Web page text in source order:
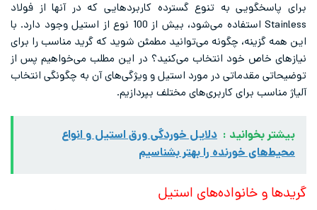
برای پاسخگویی به تنوع گسترده کاربردهایی که در آنها از فولاد
Stainless استفاده می‌شود، بیش از 100 نوع از استیل وجود دارد. با
این همه گزینه، چگونه می‌توانید مطمئن شوید که گرید مناسب را برای
نیازهای خاص خود انتخاب می‌کنید؟ در این مطلب می‌خواهیم پس از
توضیحاتی مقدماتی در مورد استیل و ویژگی‌های آن به چگونگی انتخاب
آلیاژ مناسب برای کاربری‌های مختلف بپردازیم.
بیشتر بخوانید : دلایل خوردگی ورق استیل و انواع
محیط‌های خورنده را بهتر بشناسیم
گریدها و خانواده‌های استیل